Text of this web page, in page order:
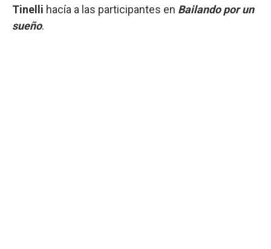
Tinelli hacía a las participantes en Bailando por un
sueño.